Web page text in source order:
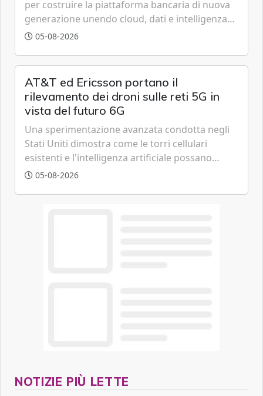
per costruire la piattaforma bancaria di nuova
generazione unendo cloud, dati e intelligenza
artificiale.
05-08-2026
AT&T ed Ericsson portano il
rilevamento dei droni sulle reti 5G in
vista del futuro 6G
Una sperimentazione avanzata condotta negli
Stati Uniti dimostra come le torri cellulari
esistenti e l'intelligenza artificiale possano
tracciare velivoli a bassa quota in tempo reale,
05-08-2026
NOTIZIE PIÙ LETTE